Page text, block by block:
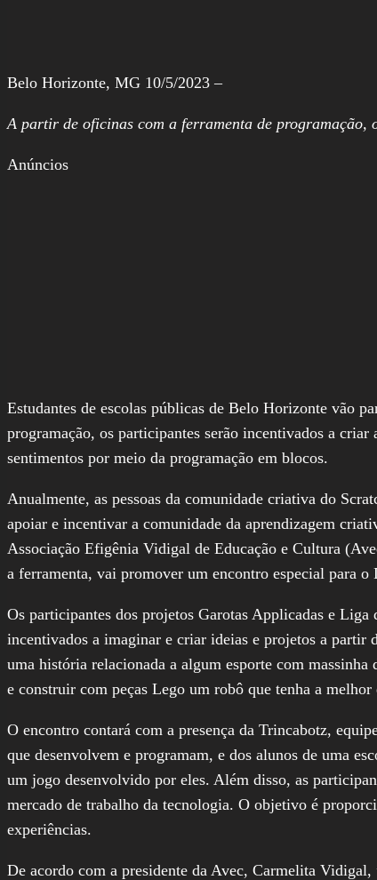
Belo Horizonte, MG 10/5/2023 –
A partir de oficinas com a ferramenta de
Anúncios
Estudantes de escolas públicas de Belo Horizonte vão
programação, os participantes serão incentivados a
sentimentos por meio da programação em blocos.
Anualmente, as pessoas da comunidade criativa do
apoiar e incentivar a comunidade da aprendizagem
Associação Efigênia Vidigal de Educação e Cultura
a ferramenta, vai promover um encontro especial para
Os participantes dos projetos Garotas Applicadas e
incentivados a imaginar e criar ideias e projetos a
uma história relacionada a algum esporte com
e construir com peças Lego um robô que tenha a
O encontro contará com a presença da Trincabotz,
que desenvolvem e programam, e dos alunos de uma
um jogo desenvolvido por eles. Além disso, as
mercado de trabalho da tecnologia. O objetivo é
experiências.
De acordo com a presidente da Avec, Carmelita